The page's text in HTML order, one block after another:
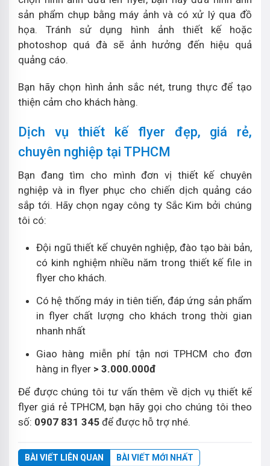
sản phẩm chụp bằng máy ảnh và có xử lý qua đồ
họa. Tránh sử dụng hình ảnh thiết kế hoặc
photoshop quá đà sẽ ảnh hưởng đến hiệu quả
quảng cáo.
Bạn hãy chọn hình ảnh sắc nét, trung thực để tạo
thiện cảm cho khách hàng.
Dịch vụ thiết kế flyer đẹp, giá rẻ,
chuyên nghiệp tại TPHCM
Bạn đang tìm cho mình đơn vị thiết kế chuyên
nghiệp và in flyer phục cho chiến dịch quảng cáo
sắp tới. Hãy chọn ngay công ty Sắc Kim bởi chúng
tôi có:
Đội ngũ thiết kế chuyên nghiệp, đào tạo bài bản,
có kinh nghiệm nhiều năm trong thiết kế file in
flyer cho khách.
Có hệ thống máy in tiên tiến, đáp ứng sản phẩm
in flyer chất lượng cho khách trong thời gian
nhanh nhất
Giao hàng miễn phí tận nơi TPHCM cho đơn
hàng in flyer > 3.000.000đ
Để được chúng tôi tư vấn thêm về dịch vụ thiết kế
flyer giá rẻ TPHCM, bạn hãy gọi cho chúng tôi theo
số: 0907 831 345 để được hỗ trợ nhé.
BÀI VIẾT LIÊN QUAN BÀI VIẾT MỚI NHẤT